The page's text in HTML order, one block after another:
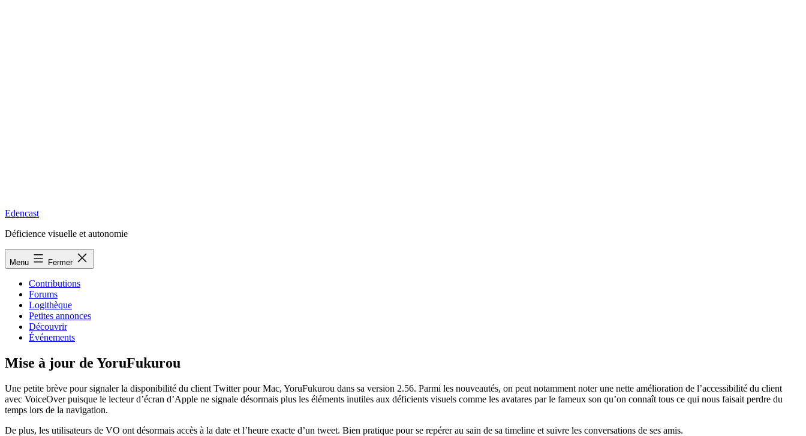
Edencast
Déficience visuelle et autonomie
Menu Fermer
Contributions
Forums
Logithèque
Petites annonces
Découvrir
Événements
Mise à jour de YoruFukurou
Une petite brève pour signaler la disponibilité du client Twitter pour Mac, YoruFukurou dans sa version 2.56. Parmi les nouveautés, on peut notamment noterune nette amélioration de l’accessibilité du client
avec VoiceOver puisque le lecteur d’écran d’Apple ne signale désormais plus les éléments inutiles aux déficients visuels comme les avatares par le fameux son qu’on connaît tous ce qui nous faisait perdre du
temps lors de la navigation.
De plus, les utilisateurs de VO ont désormais accès à la date et l’heure exacte d’un tweet. Bien pratique pour se repérer au sain de sa timeline et suivre les conversations de ses amis.